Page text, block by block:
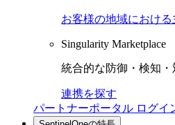
お客様の地域におけ
Singularity Marketplace
統合的な防御・検知
連携を探す
パートナーポータル ログイ